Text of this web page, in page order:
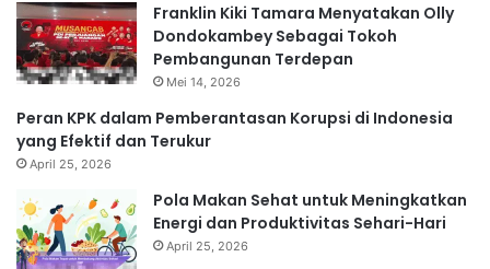
Franklin Kiki Tamara Menyatakan Olly
Dondokambey Sebagai Tokoh
Pembangunan Terdepan
Mei 14, 2026
Peran KPK dalam Pemberantasan Korupsi di Indonesia
yang Efektif dan Terukur
April 25, 2026
Pola Makan Sehat untuk Meningkatkan
Energi dan Produktivitas Sehari-Hari
April 25, 2026